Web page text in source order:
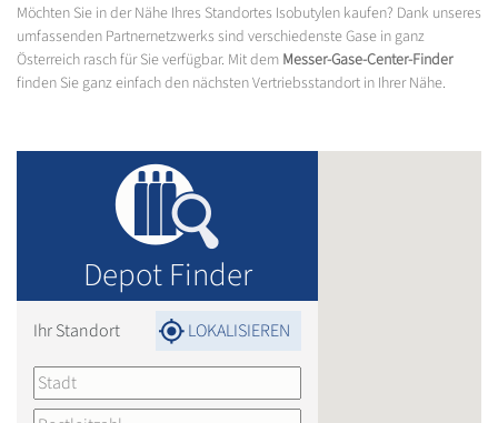
Möchten Sie in der Nähe Ihres Standortes Isobutylen kaufen? Dank unseres
umfassenden Partnernetzwerks sind verschiedenste Gase in ganz
Österreich rasch für Sie verfügbar. Mit dem Messer-Gase-Center-Finder
finden Sie ganz einfach den nächsten Vertriebsstandort in Ihrer Nähe.
Depot Finder
Ihr Standort LOKALISIEREN